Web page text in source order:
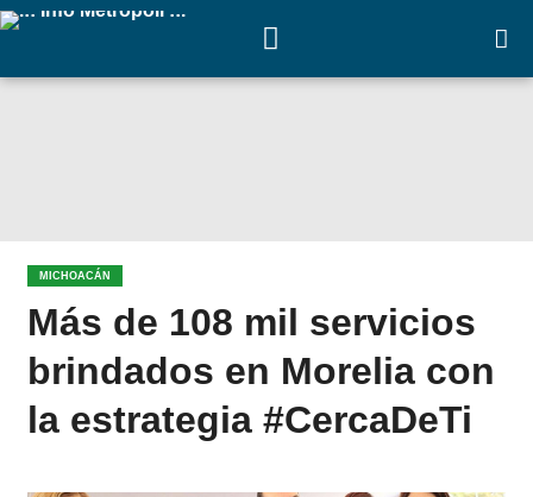
MICHOACÁN
Más de 108 mil servicios
brindados en Morelia con
la estrategia #CercaDeTi